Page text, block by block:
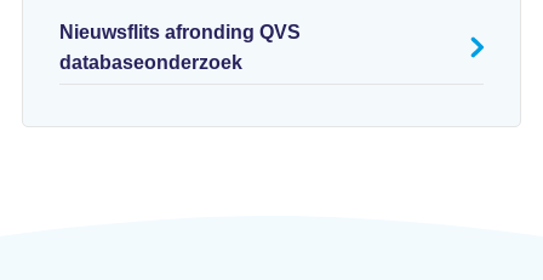
Nieuwsflits afronding QVS
databaseonderzoek